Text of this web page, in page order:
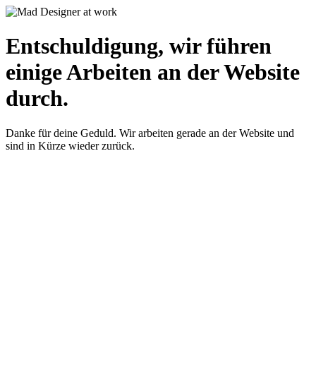
Entschuldigung, wir führen
einige Arbeiten an der Website
durch.
Danke für deine Geduld. Wir arbeiten gerade an der Website und
sind in Kürze wieder zurück.